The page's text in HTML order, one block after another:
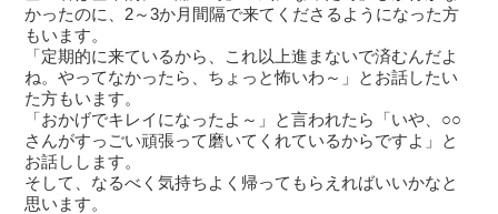
かったのに、2～3か月間隔で来てくださるようになった方
もいます。
「定期的に来ているから、これ以上進まないで済むんだよ
ね。やってなかったら、ちょっと怖いわ～」とお話したい
た方もいます。
「おかげでキレイになったよ～」と言われたら「いや、○○
さんがすっごい頑張って磨いてくれているからですよ」と
お話しします。
そして、なるべく気持ちよく帰ってもらえればいいかなと
思います。